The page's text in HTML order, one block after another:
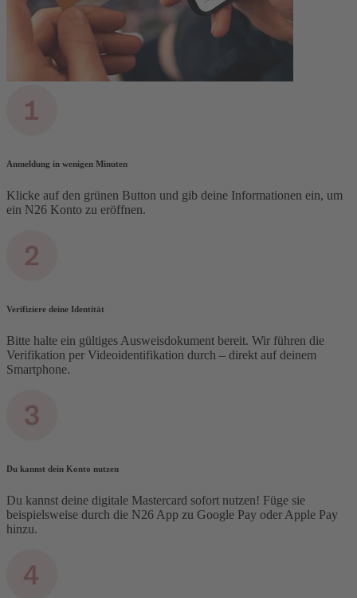
Anmeldung in wenigen Minuten
Klicke auf den grünen Button und gib deine Informationen ein, um
ein N26 Konto zu eröffnen.
Verifiziere deine Identität
Bitte halte ein gültiges Ausweisdokument bereit. Wir führen die
Verifikation per Videoidentifikation durch – direkt auf deinem
Smartphone.
Du kannst dein Konto nutzen
Du kannst deine digitale Mastercard sofort nutzen! Füge sie
beispielsweise durch die N26 App zu Google Pay oder Apple Pay
hinzu.